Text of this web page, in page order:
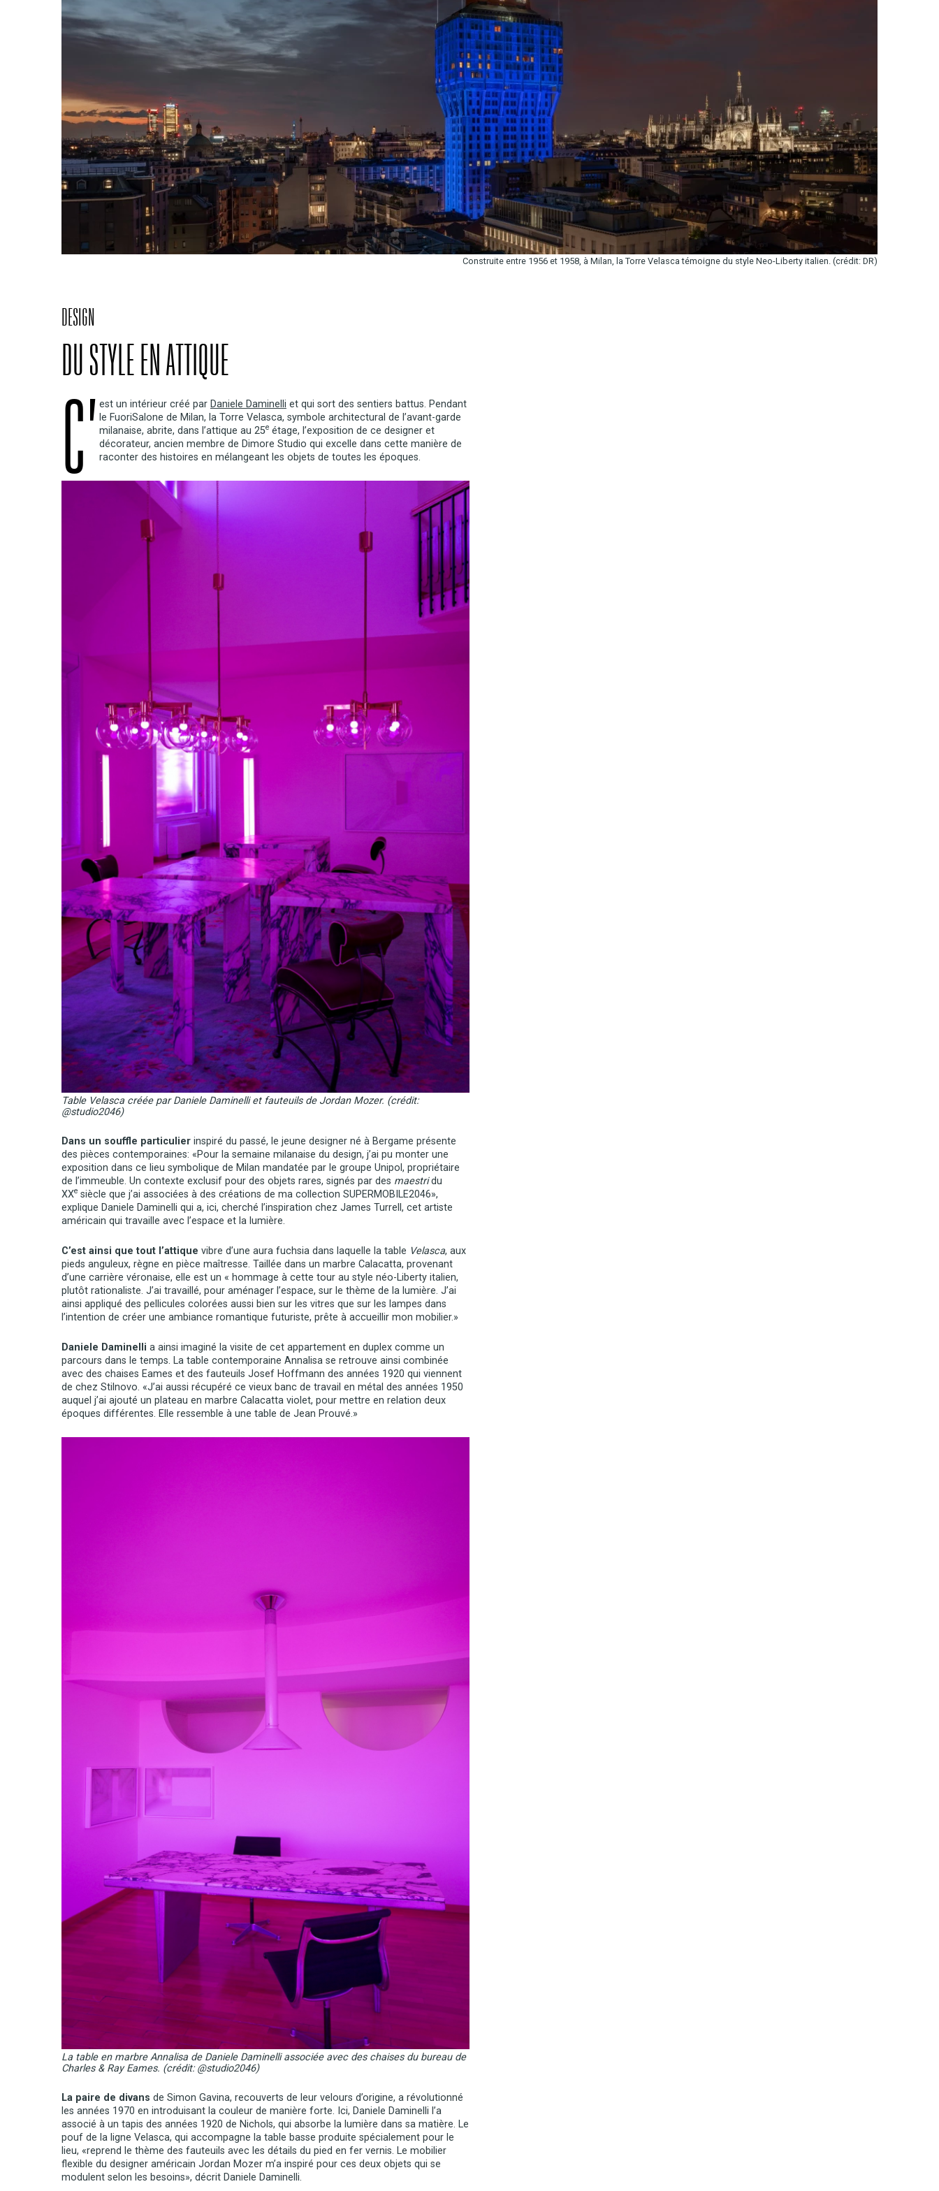
Construite entre 1956 et 1958, à Milan, la Torre Velasca témoigne du style Neo-Liberty italien. (crédit: DR)
DESIGN
DU STYLE EN ATTIQUE
C’ est un intérieur créé par Daniele Daminelli et qui sort des sentiers battus. Pendant
le FuoriSalone de Milan, la Torre Velasca, symbole architectural de l’avant-garde
milanaise, abrite, dans l’attique au 25e étage, l’exposition de ce designer et
décorateur, ancien membre de Dimore Studio qui excelle dans cette manière de
raconter des histoires en mélangeant les objets de toutes les époques.
Table Velasca créée par Daniele Daminelli et fauteuils de Jordan Mozer. (crédit:
@studio2046)
Dans un souffle particulier inspiré du passé, le jeune designer né à Bergame présente
des pièces contemporaines: «Pour la semaine milanaise du design, j’ai pu monter une
exposition dans ce lieu symbolique de Milan mandatée par le groupe Unipol, propriétaire
de l’immeuble. Un contexte exclusif pour des objets rares, signés par des maestridu
XXe siècle que j’ai associées à des créations de ma collection SUPERMOBILE2046»,
explique Daniele Daminelli qui a, ici, cherché l’inspiration chez James Turrell, cet artiste
américain qui travaille avec l’espace et la lumière.
C’est ainsi que tout l’attique vibre d’une aura fuchsia dans laquelle la table Velasca, aux
pieds anguleux, règne en pièce maîtresse. Taillée dans un marbre Calacatta, provenant
d’une carrière véronaise, elle est un « hommage à cette tour au style néo-Liberty italien,
plutôt rationaliste. J’ai travaillé, pour aménager l’espace, sur le thème de la lumière. J’ai
ainsi appliqué des pellicules colorées aussi bien sur les vitres que sur les lampes dans
l’intention de créer une ambiance romantique futuriste, prête à accueillir mon mobilier.»
Daniele Daminelli a ainsi imaginé la visite de cet appartement en duplex comme un
parcours dans le temps. La table contemporaine Annalisa se retrouve ainsi combinée
avec des chaises Eames et des fauteuils Josef Hoffmann des années 1920 qui viennent
de chez Stilnovo. «J’ai aussi récupéré ce vieux banc de travail en métal des années 1950
auquel j’ai ajouté un plateau en marbre Calacatta violet, pour mettre en relation deux
époques différentes. Elle ressemble à une table de Jean Prouvé.»
La table en marbre Annalisa de Daniele Daminelli associée avec des chaises du bureau de
Charles & Ray Eames. (crédit: @studio2046)
La paire de divans de Simon Gavina, recouverts de leur velours d’origine, a révolutionné
les années 1970 en introduisant la couleur de manière forte. Ici, Daniele Daminelli l’a
associé à un tapis des années 1920 de Nichols, qui absorbe la lumière dans sa matière. Le
pouf de la ligne Velasca, qui accompagne la table basse produite spécialement pour le
lieu, «reprend le thème des fauteuils avec les détails du pied en fer vernis. Le mobilier
flexible du designer américain Jordan Mozer m’a inspiré pour ces deux objets qui se
modulent selon les besoins», décrit Daniele Daminelli.